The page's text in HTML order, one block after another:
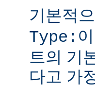
기본적
Type: 이
트의 기
다고 가